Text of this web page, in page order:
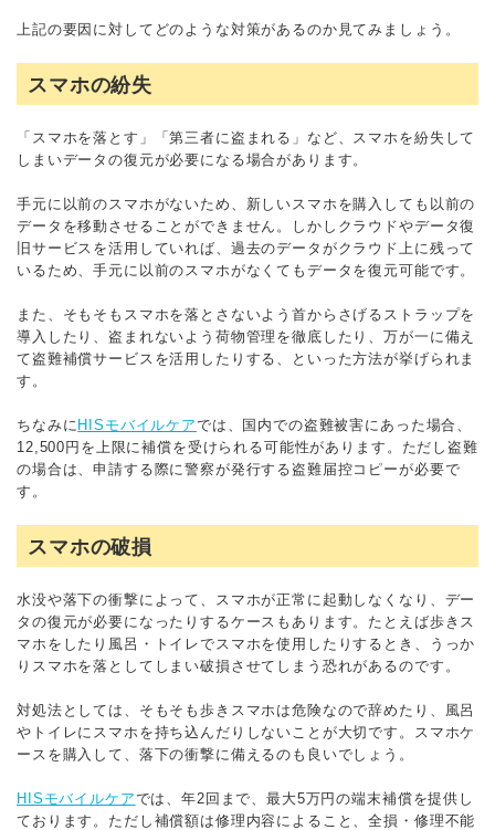
上記の要因に対してどのような対策があるのか見てみましょう。
スマホの紛失
「スマホを落とす」「第三者に盗まれる」など、スマホを紛失して
しまいデータの復元が必要になる場合があります。
手元に以前のスマホがないため、新しいスマホを購入しても以前の
データを移動させることができません。しかしクラウドやデータ復
旧サービスを活用していれば、過去のデータがクラウド上に残って
いるため、手元に以前のスマホがなくてもデータを復元可能です。
また、そもそもスマホを落とさないよう首からさげるストラップを
導入したり、盗まれないよう荷物管理を徹底したり、万が一に備え
て盗難補償サービスを活用したりする、といった方法が挙げられま
す。
ちなみに HISモバイルケアでは、国内での盗難被害にあった場合、
12,500円を上限に補償を受けられる可能性があります。ただし盗難
の場合は、申請する際に警察が発行する盗難届控コピーが必要で
す。
スマホの破損
水没や落下の衝撃によって、スマホが正常に起動しなくなり、デー
タの復元が必要になったりするケースもあります。たとえば歩きス
マホをしたり風呂・トイレでスマホを使用したりするとき、うっか
りスマホを落としてしまい破損させてしまう恐れがあるのです。
対処法としては、そもそも歩きスマホは危険なので辞めたり、風呂
やトイレにスマホを持ち込んだりしないことが大切です。スマホケ
ースを購入して、落下の衝撃に備えるのも良いでしょう。
HISモバイルケアでは、年2回まで、最大5万円の端末補償を提供し
ております。ただし補償額は修理内容によること、全損・修理不能